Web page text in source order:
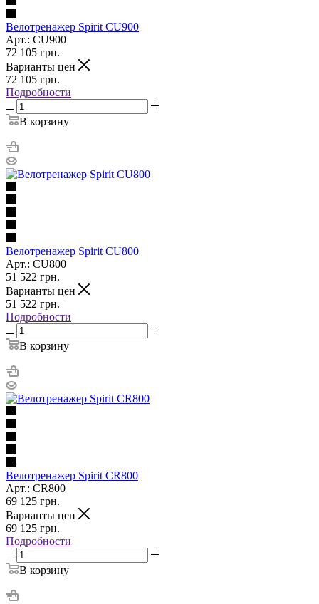
Велотренажер Spirit CU900
Арт.: CU900
72 105 грн.
Варианты цен
72 105 грн.
Подробности
В корзину
Велотренажер Spirit CU800
Арт.: CU800
51 522 грн.
Варианты цен
51 522 грн.
Подробности
В корзину
Велотренажер Spirit CR800
Арт.: CR800
69 125 грн.
Варианты цен
69 125 грн.
Подробности
В корзину